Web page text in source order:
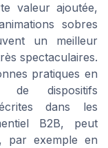
valeur ajoutée,
sobres
un meilleur
spectaculaires.
pratiques en
de dispositifs
dans les
B2B, peut
par exemple en